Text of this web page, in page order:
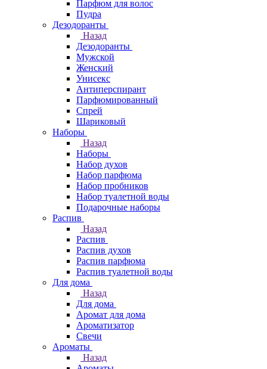
Парфюм для волос
Пудра
Дезодоранты
Назад
Дезодоранты
Мужской
Женский
Унисекс
Антиперспирант
Парфюмированный
Спрей
Шариковый
Наборы
Назад
Наборы
Набор духов
Набор парфюма
Набор пробников
Набор туалетной воды
Подарочные наборы
Распив
Назад
Распив
Распив духов
Распив парфюма
Распив туалетной воды
Для дома
Назад
Для дома
Аромат для дома
Ароматизатор
Свечи
Ароматы
Назад